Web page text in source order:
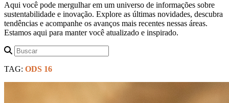
Aqui você pode mergulhar em um universo de informações sobre
sustentabilidade e inovação. Explore as últimas novidades, descubra
tendências e acompanhe os avanços mais recentes nessas áreas.
Estamos aqui para manter você atualizado e inspirado.
TAG: ODS 16